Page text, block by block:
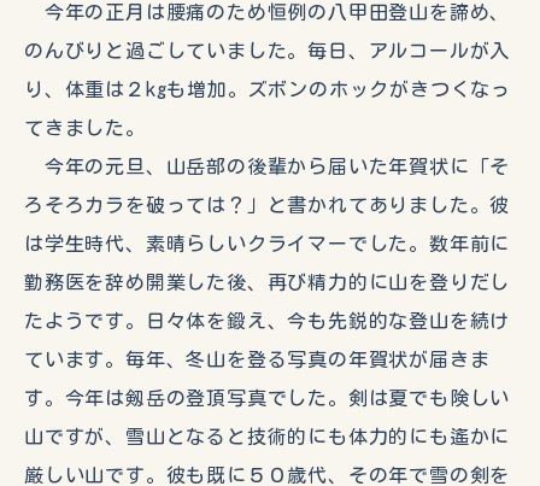
今年の正月は腰痛のため恒例の八甲田登山を諦め、
のんびりと過ごしていました。毎日、アルコールが入
り、体重は２kgも増加。ズボンのホックがきつくなっ
てきました。
今年の元旦、山岳部の後輩から届いた年賀状に「そ
ろそろカラを破っては？」と書かれてありました。彼
は学生時代、素晴らしいクライマーでした。数年前に
勤務医を辞め開業した後、再び精力的に山を登りだし
たようです。日々体を鍛え、今も先鋭的な登山を続け
ています。毎年、冬山を登る写真の年賀状が届きま
す。今年は剱岳の登頂写真でした。剣は夏でも険しい
山ですが、雪山となると技術的にも体力的にも遙かに
厳しい山です。彼も既に５０歳代、その年で雪の剣を